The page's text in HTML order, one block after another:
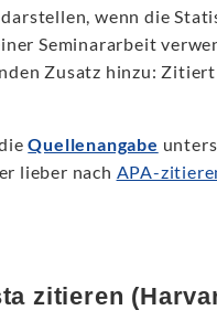
wenn die
Seminararbeit
Zusatz hinzu: Zitiert
Quellenangabe
lieber nach APA-
zitieren